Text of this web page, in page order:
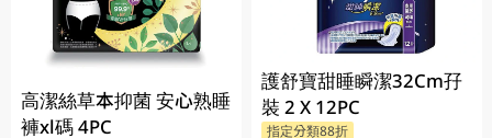
高潔絲草本抑菌 安心熟睡
褲xl碼 4PC
護舒寶甜睡瞬潔32Cm孖
裝 2 X 12PC
指定分類88折